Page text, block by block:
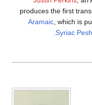
produces the first
Aramaic, which is
Syriac